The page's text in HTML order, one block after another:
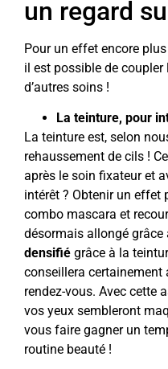
un regard
Pour un effet encore
il est possible de
d’autres soins !
La teinture, pour
La teinture est, selon
rehaussement de cils !
après le soin fixateur et
intérêt ? Obtenir un
combo mascara et
désormais allongé
densifié grâce à la
conseillera certainement
rendez-vous. Avec cette
vos yeux sembleront
vous faire gagner un
routine beauté !